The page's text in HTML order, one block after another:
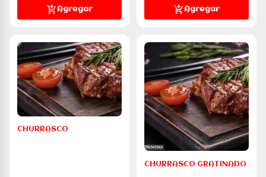
Agregar Agregar
CHURRASCO
CHURRASCO GRATINADO